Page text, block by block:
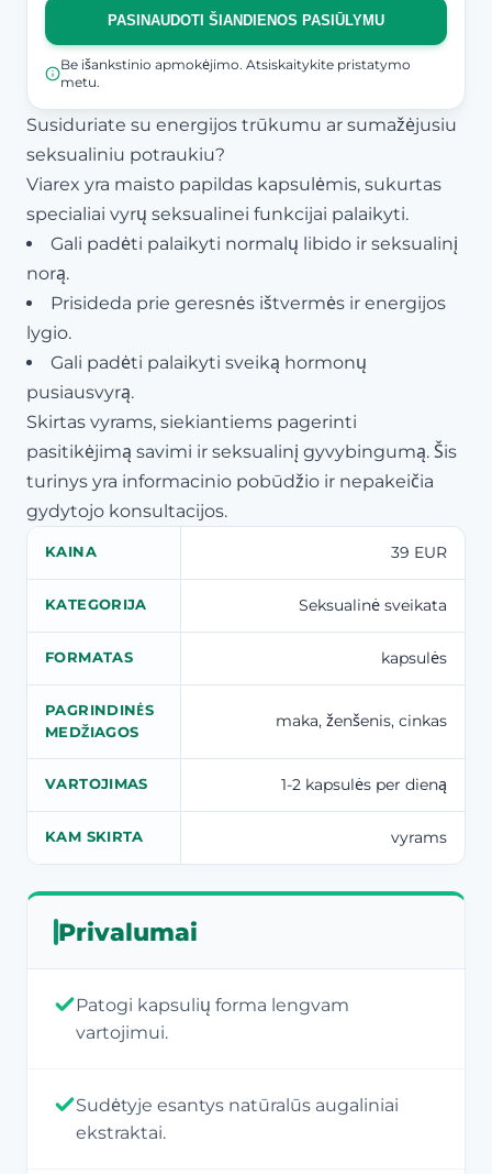
PASINAUDOTI ŠIANDIENOS PASIŪLYMU
Be išankstinio apmokėjimo. Atsiskaitykite pristatymo
metu.
Susiduriate su energijos trūkumu ar sumažėjusiu
seksualiniu potraukiu?
Viarex yra maisto papildas kapsulėmis, sukurtas
specialiai vyrų seksualinei funkcijai palaikyti.
Gali padėti palaikyti normalų libido ir seksualinį
norą.
Prisideda prie geresnės ištvermės ir energijos
lygio.
Gali padėti palaikyti sveiką hormonų
pusiausvyrą.
Skirtas vyrams, siekiantiems pagerinti
pasitikėjimą savimi ir seksualinį gyvybingumą. Šis
turinys yra informacinio pobūdžio ir nepakeičia
gydytojo konsultacijos.
KAINA 39 EUR
KATEGORIJA Seksualinė sveikata
FORMATAS kapsulės
PAGRINDINĖS
MEDŽIAGOS
maka, ženšenis, cinkas
VARTOJIMAS 1-2 kapsulės per dieną
KAM SKIRTA vyrams
Privalumai
Patogi kapsulių forma lengvam
vartojimui.
Sudėtyje esantys natūralūs augaliniai
ekstraktai.